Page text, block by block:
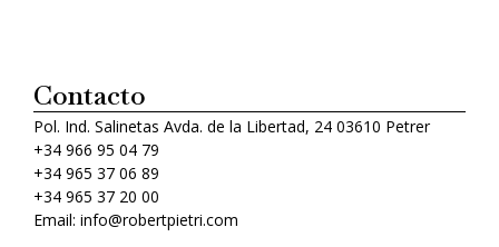
Contacto
Pol. Ind. Salinetas Avda. de la Libertad, 24 03610 Petrer
+34 966 95 04 79
+34 965 37 06 89
+34 965 37 20 00
Email: info@robertpietri.com